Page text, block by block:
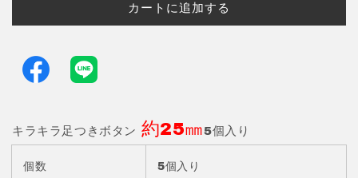
つ
き
ン
25
ン
カートに追加する
キラキラ足つきボタン 約25㎜5個入り
個数 5個入り